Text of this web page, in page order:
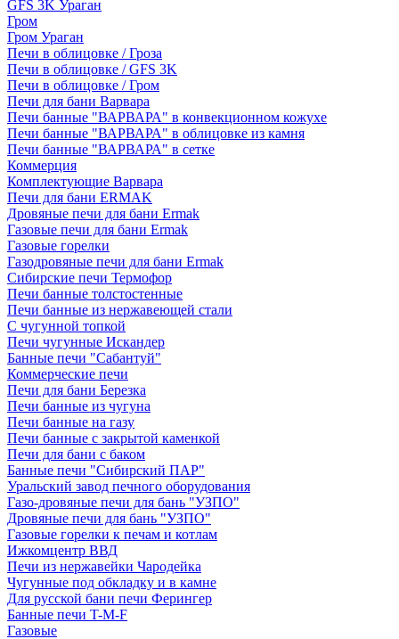
GFS 3K Ураган
Гром
Гром Ураган
Печи в облицовке / Гроза
Печи в облицовке / GFS 3K
Печи в облицовке / Гром
Печи для бани Варвара
Печи банные "ВАРВАРА" в конвекционном кожухе
Печи банные "ВАРВАРА" в облицовке из камня
Печи банные "ВАРВАРА" в сетке
Коммерция
Комплектующие Варвара
Печи для бани ERMAK
Дровяные печи для бани Ermak
Газовые печи для бани Ermak
Газовые горелки
Газодровяные печи для бани Ermak
Сибирские печи Термофор
Печи банные толстостенные
Печи банные из нержавеющей стали
С чугунной топкой
Печи чугунные Искандер
Банные печи "Сабантуй"
Коммерческие печи
Печи для бани Березка
Печи банные из чугуна
Печи банные на газу
Печи банные с закрытой каменкой
Печи для бани с баком
Банные печи "Сибирский ПАР"
Уральский завод печного оборудования
Газо-дровяные печи для бань "УЗПО"
Дровяные печи для бань "УЗПО"
Газовые горелки к печам и котлам
Ижкомцентр ВВД
Печи из нержавейки Чародейка
Чугунные под обкладку и в камне
Для русской бани печи Ферингер
Банные печи T-M-F
Газовые